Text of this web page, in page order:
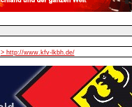
> http://www.kfv-lkbh.de/